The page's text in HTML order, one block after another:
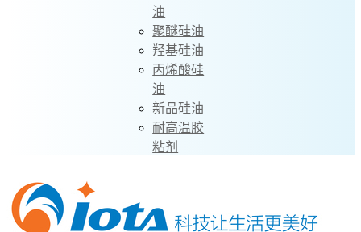
油
聚醚硅油
羟基硅油
丙烯酸硅
油
新品硅油
耐高温胶
粘剂